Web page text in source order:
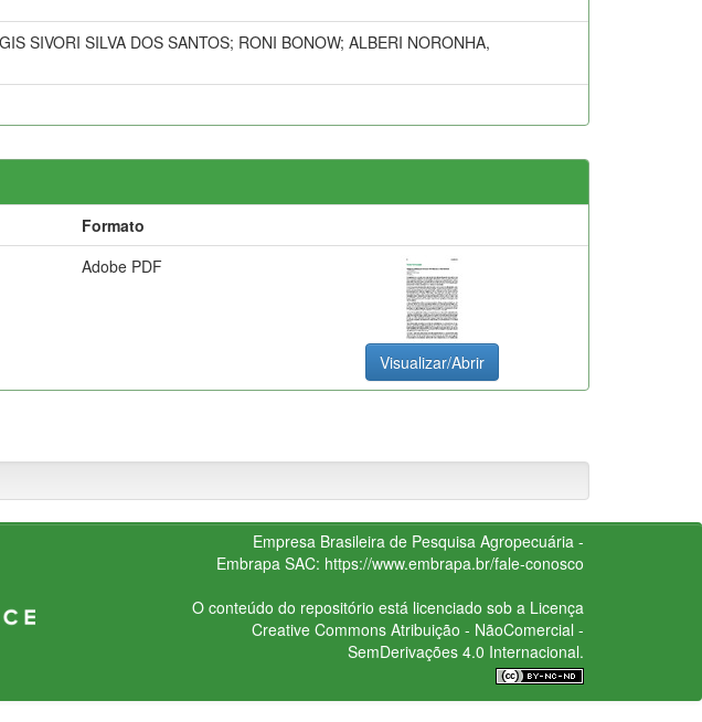
SIVORI SILVA DOS SANTOS; RONI BONOW; ALBERI NORONHA,
Formato
Adobe PDF
Visualizar/Abrir
Empresa Brasileira de Pesquisa Agropecuária -
Embrapa SAC: https://www.embrapa.br/fale-conosco
O conteúdo do repositório está licenciado sob a Licença
Creative CommonsAtribuição - NãoComercial -
SemDerivações 4.0 Internacional.